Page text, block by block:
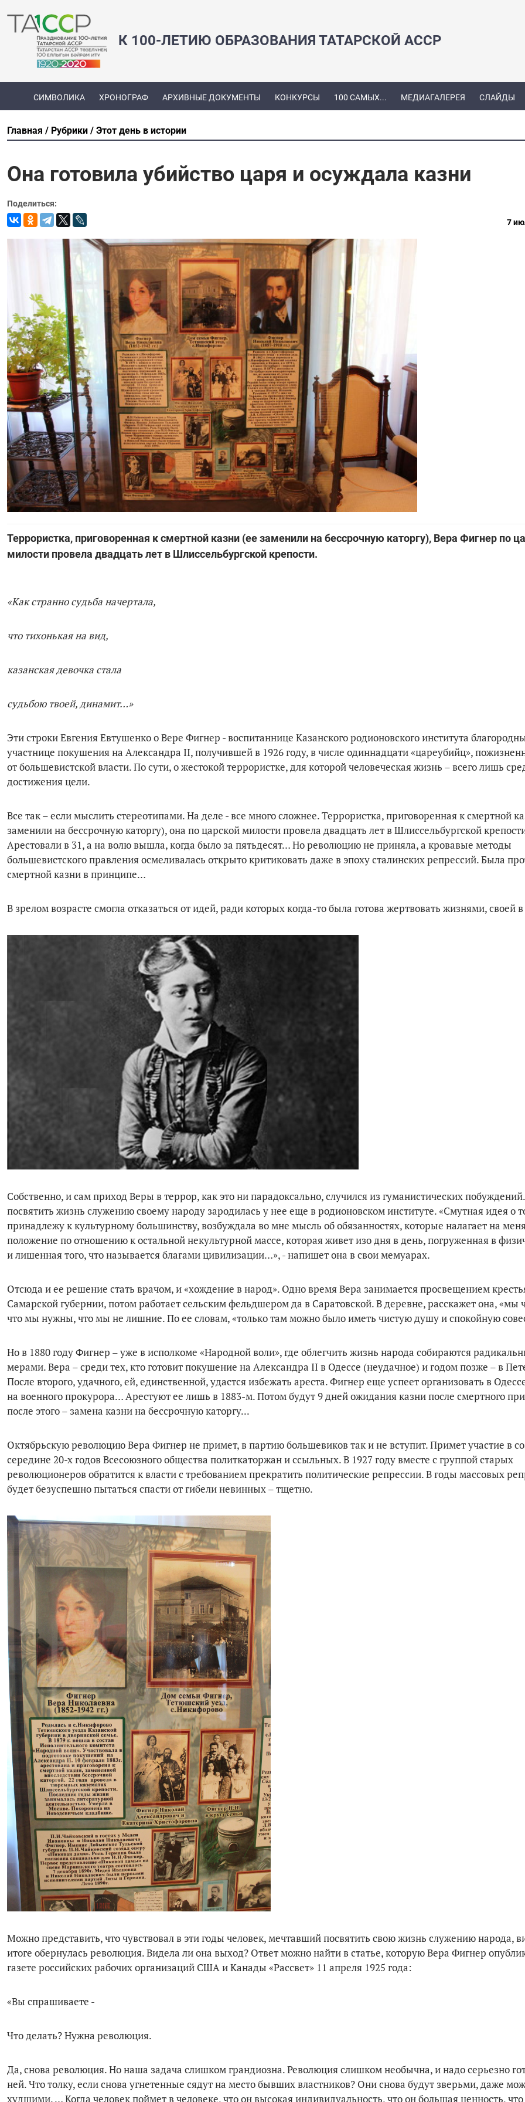
К 100-ЛЕТИЮ ОБРАЗОВАНИЯ ТАТАРСКОЙ АССР
СИМВОЛИКА ХРОНОГРАФ АРХИВНЫЕ ДОКУМЕНТЫ КОНКУРСЫ 100 САМЫХ... МЕДИАГАЛЕРЕЯ СЛАЙДЫ
Главная Рубрики Этот день в истории
Она готовила убийство царя и осуждала казни
Поделиться:
7
Террористка, приговоренная к смертной казни (ее заменили на бессрочную каторгу), Вера Фигнер по
милости провела двадцать лет в Шлиссельбургской крепости.
«Как странно судьба начертала,
что тихонькая на вид,
казанская девочка стала
судьбою твоей, динамит…»
Эти строки Евгения Евтушенко о Вере Фигнер - воспитаннице Казанского родионовского института
участнице покушения на Александра II, получившей в 1926 году, в числе одиннадцати «цареубийц»,
от большевистской власти. По сути, о жестокой террористке, для которой человеческая жизнь – всего лишь
достижения цели.
Все так – если мыслить стереотипами. На деле - все много сложнее. Террористка, приговоренная к смертной
заменили на бессрочную каторгу), она по царской милости провела двадцать лет в Шлиссельбургской
Арестовали в 31, а на волю вышла, когда было за пятьдесят… Но революцию не приняла, а кровавые методы
большевистского правления осмеливалась открыто критиковать даже в эпоху сталинских репрессий. Была
смертной казни в принципе…
В зрелом возрасте смогла отказаться от идей, ради которых когда-то была готова жертвовать жизнями, своей
Собственно, и сам приход Веры в террор, как это ни парадоксально, случился из гуманистических
посвятить жизнь служению своему народу зародилась у нее еще в родионовском институте. «Смутная идея о
принадлежу к культурному большинству, возбуждала во мне мысль об обязанностях, которые налагает на
положение по отношению к остальной некультурной массе, которая живет изо дня в день, погруженная в
и лишенная того, что называется благами цивилизации…», - напишет она в свои мемуарах.
Отсюда и ее решение стать врачом, и «хождение в народ». Одно время Вера занимается просвещением
Самарской губернии, потом работает сельским фельдшером да в Саратовской. В деревне, расскажет она, «мы
что мы нужны, что мы не лишние. По ее словам, «только там можно было иметь чистую душу и спокойную
Но в 1880 году Фигнер – уже в исполкоме «Народной воли», где облегчить жизнь народа собираются
мерами. Вера – среди тех, кто готовит покушение на Александра II в Одессе (неудачное) и годом позже – в
После второго, удачного, ей, единственной, удастся избежать ареста. Фигнер еще успеет организовать в
на военного прокурора… Арестуют ее лишь в 1883-м. Потом будут 9 дней ожидания казни после смертного
после этого – замена казни на бессрочную каторгу...
Октябрьскую революцию Вера Фигнер не примет, в партию большевиков так и не вступит. Примет участие в
середине 20-х годов Всесоюзного общества политкаторжан и ссыльных. В 1927 году вместе с группой старых
революционеров обратится к власти с требованием прекратить политические репрессии. В годы массовых
будет безуспешно пытаться спасти от гибели невинных – тщетно.
Можно представить, что чувствовал в эти годы человек, мечтавший посвятить свою жизнь служению народа,
итоге обернулась революция. Видела ли она выход? Ответ можно найти в статье, которую Вера Фигнер
газете российских рабочих организаций США и Канады «Рассвет» 11 апреля 1925 года:
«Вы спрашиваете -
Что делать? Нужна революция.
Да, снова революция. Но наша задача слишком грандиозна. Революция слишком необычна, и надо серьезно
ней. Что толку, если снова угнетенные сядут на место бывших властников? Они снова будут зверьми, даже
худшими. … Когда человек поймет в человеке, что он высокая индивидуальность, что он большая ценность,